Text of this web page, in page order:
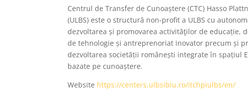
Centrul de Transfer de Cunoaștere (CTC) Hasso
(ULBS) este o structură non-profit a ULBS cu
dezvoltarea și promovarea activităţilor de educație,
de tehnologie și antreprenoriat inovator precum și
dezvoltarea societății românești integrate în spațiul
bazate pe cunoaștere.
Website https://centers.ulbsibiu.ro/itchpiulbs/en/